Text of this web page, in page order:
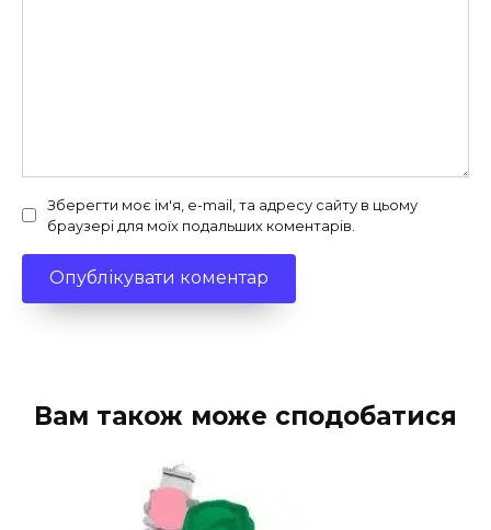
Зберегти моє ім'я, e-mail, та адресу сайту в цьому
браузері для моїх подальших коментарів.
Вам також може сподобатися